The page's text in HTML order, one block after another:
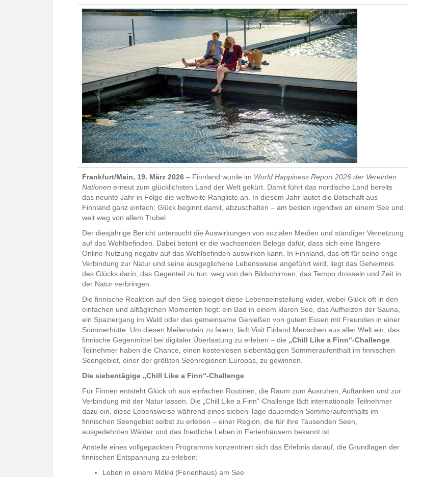
Frankfurt/Main, 19. März 2026 – Finnland wurde im World Happiness Report 2026 der Vereinten
Nationen erneut zum glücklichsten Land der Welt gekürt. Damit führt das nordische Land bereits
das neunte Jahr in Folge die weltweite Rangliste an. In diesem Jahr lautet die Botschaft aus
Finnland ganz einfach: Glück beginnt damit, abzuschalten – am besten irgendwo an einem See und
weit weg von allem Trubel.
Der diesjährige Bericht untersucht die Auswirkungen von sozialen Medien und ständiger Vernetzung
auf das Wohlbefinden. Dabei betont er die wachsenden Belege dafür, dass sich eine längere
Online-Nutzung negativ auf das Wohlbefinden auswirken kann. In Finnland, das oft für seine enge
Verbindung zur Natur und seine ausgeglichene Lebensweise angeführt wird, liegt das Geheimnis
des Glücks darin, das Gegenteil zu tun: weg von den Bildschirmen, das Tempo drosseln und Zeit in
der Natur verbringen.
Die finnische Reaktion auf den Sieg spiegelt diese Lebenseinstellung wider, wobei Glück oft in den
einfachen und alltäglichen Momenten liegt: ein Bad in einem klaren See, das Aufheizen der Sauna,
ein Spaziergang im Wald oder das gemeinsame Genießen von gutem Essen mit Freunden in einer
Sommerhütte. Um diesen Meilenstein zu feiern, lädt Visit Finland Menschen aus aller Welt ein, das
finnische Gegenmittel bei digitaler Überlastung zu erleben – die „Chill Like a Finn“-Challenge
Teilnehmer haben die Chance, einen kostenlosen siebentägigen Sommeraufenthalt im finnischen
Seengebiet, einer der größten Seenregionen Europas, zu gewinnen.
Die siebentägige „Chill Like a Finn“-Challenge
Für Finnen entsteht Glück oft aus einfachen Routinen, die Raum zum Ausruhen, Auftanken und zur
Verbindung mit der Natur lassen. Die „Chill Like a Finn“-Challenge lädt internationale Teilnehmer
dazu ein, diese Lebensweise während eines sieben Tage dauernden Sommeraufenthalts im
finnischen Seengebiet selbst zu erleben – einer Region, die für ihre Tausenden Seen,
ausgedehnten Wälder und das friedliche Leben in Ferienhäusern bekannt ist.
Anstelle eines vollgepackten Programms konzentriert sich das Erlebnis darauf, die Grundlagen der
finnischen Entspannung zu erleben:
Leben in einem Mökki (Ferienhaus) am See